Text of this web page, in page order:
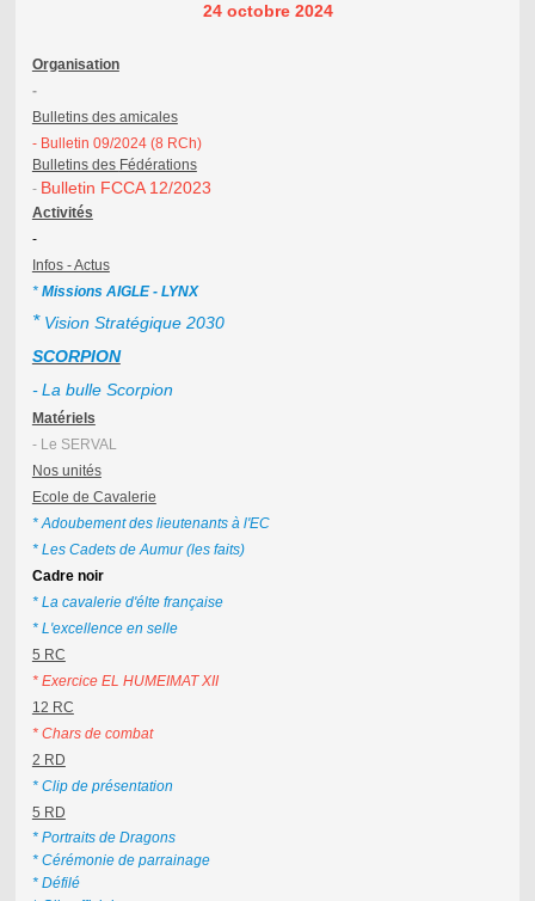
24 octobre 2024
Organisation
-
Bulletins des amicales
- Bulletin 09/2024 (8 RCh)
Bulletins des Fédérations
- Bulletin FCCA 12/2023
Activités
-
Infos - Actus
* Missions AIGLE - LYNX
* Vision Stratégique 2030
SCORPION
-La bulle Scorpion
Matériels
- Le SERVAL
Nos unités
Ecole de Cavalerie
* Adoubement des lieutenants à l'EC
* Les Cadets de Aumur (les faits)
Cadre noir
* La cavalerie d'élte française
* L'excellence en selle
5 RC
* Exercice EL HUMEIMAT XII
12 RC
* Chars de combat
2 RD
* Clip de présentation
5 RD
* Portraits de Dragons
* Cérémonie de parrainage
* Défilé